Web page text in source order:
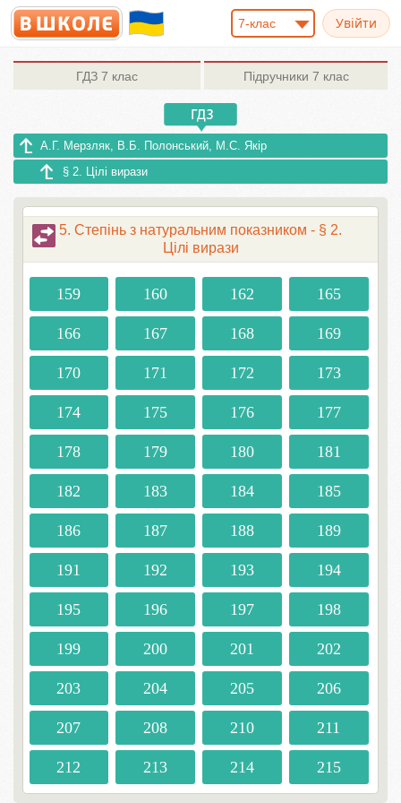
7-клас
ГДЗ 7 клас Підручники 7 клас
А.Г. Мерзляк, В.Б. Полонський, М.С. Якір
§ 2. Цілі вирази
5. Степінь з натуральним показником - § 2.
Цілі вирази
159 160 162 165
166 167 168 169
170 171 172 173
174 175 176 177
178 179 180 181
182 183 184 185
186 187 188 189
191 192 193 194
195 196 197 198
199 200 201 202
203 204 205 206
207 208 210 211
212 213 214 215